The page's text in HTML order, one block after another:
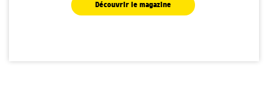
Découvrir le magazine